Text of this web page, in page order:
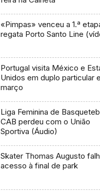
«Pimpas» venceu a 1.ª
regata Porto Santo Line
Portugal visita México e
Unidos em duplo particular
março
Liga Feminina de
CAB perdeu com o União
Sportiva (Áudio)
Skater Thomas Augusto
acesso à final de park